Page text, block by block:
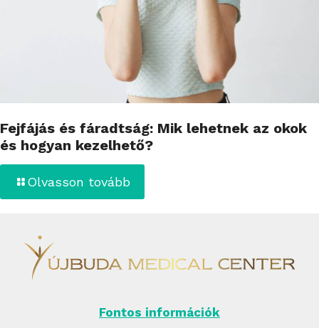
Fejfájás és fáradtság: Mik lehetnek az okok
és hogyan kezelhető?
Olvasson tovább
Fontos információk